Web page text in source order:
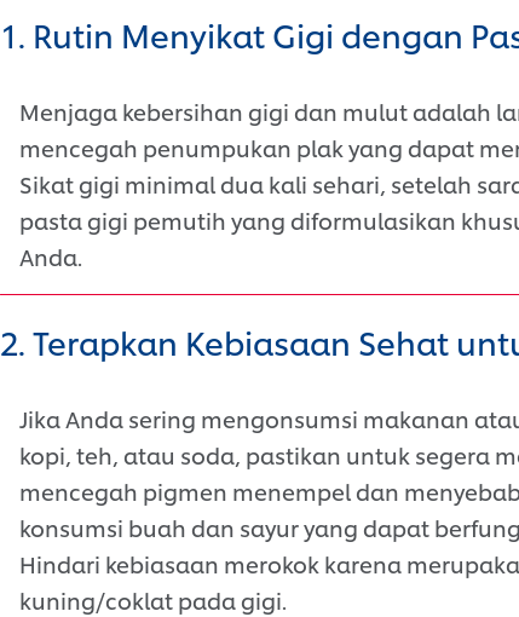
1. Rutin Menyikat Gigi dengan
Menjaga kebersihan gigi dan mulut adalah
mencegah penumpukan plak yang dapat
Sikat gigi minimal dua kali sehari, setelah
pasta gigi pemutih yang diformulasikan
Anda.
2. Terapkan Kebiasaan Sehat
Jika Anda sering mengonsumsi makanan
kopi, teh, atau soda, pastikan untuk segera
mencegah pigmen menempel dan
konsumsi buah dan sayur yang dapat
Hindari kebiasaan merokok karena
kuning/coklat pada gigi.